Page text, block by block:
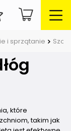
i sprzątanie
które
takim jak